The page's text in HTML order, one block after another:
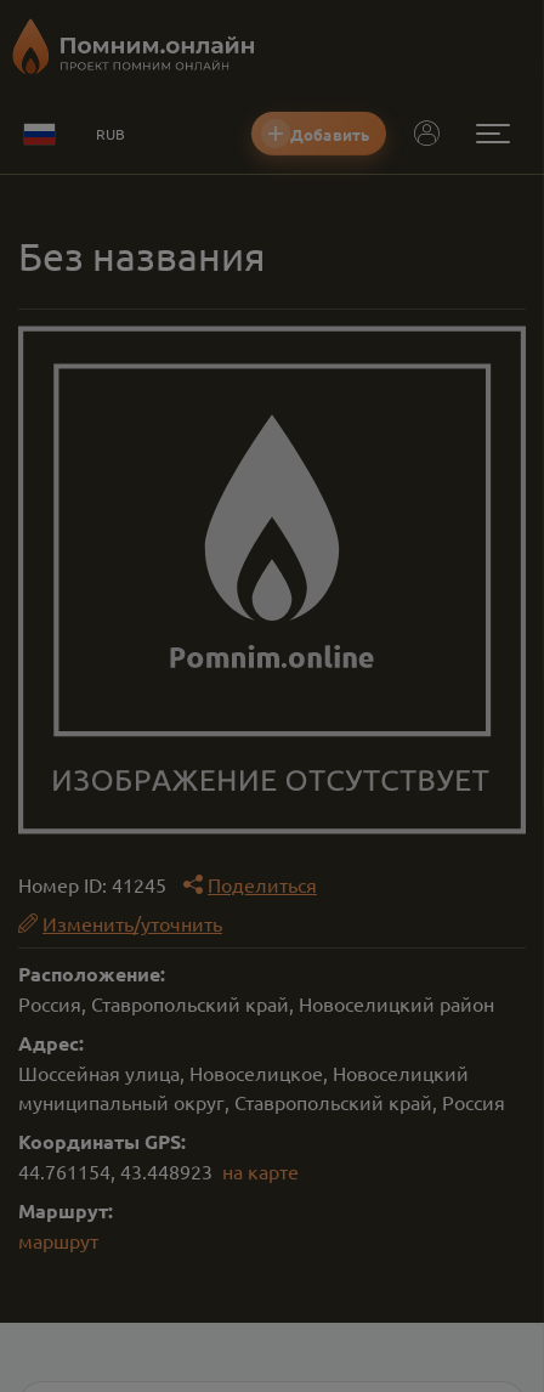
RUB Добавить
Без названия
Номер ID: 41245
Поделиться
Изменить/уточнить
Расположение:
Россия, Ставропольский край, Новоселицкий район
Адрес:
Шоссейная улица, Новоселицкое, Новоселицкий
муниципальный округ, Ставропольский край, Россия
Координаты GPS:
44.761154, 43.448923 на карте
Маршрут:
маршрут